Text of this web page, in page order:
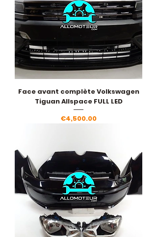
Face avant complète Volkswagen
Tiguan Allspace FULL LED
Price
€4,500.00